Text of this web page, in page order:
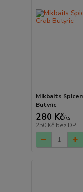
Mikbaits
Butyric
280 Kč/ks
250 Kč bez DPH